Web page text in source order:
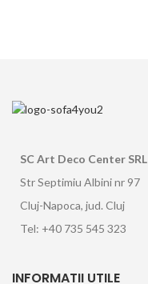
SC Art Deco Center SRL
Str Septimiu Albini nr 97
Cluj-Napoca, jud. Cluj
Tel: +40 735 545 323
INFORMATII UTILE